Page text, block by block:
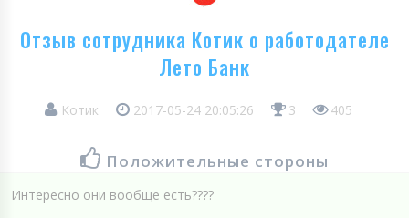
Отзыв сотрудника Котик о работодателе
Лето Банк
Котик 2017-05-24 20:05:26 3 405
Положительные стороны
Интересно они вообще есть????